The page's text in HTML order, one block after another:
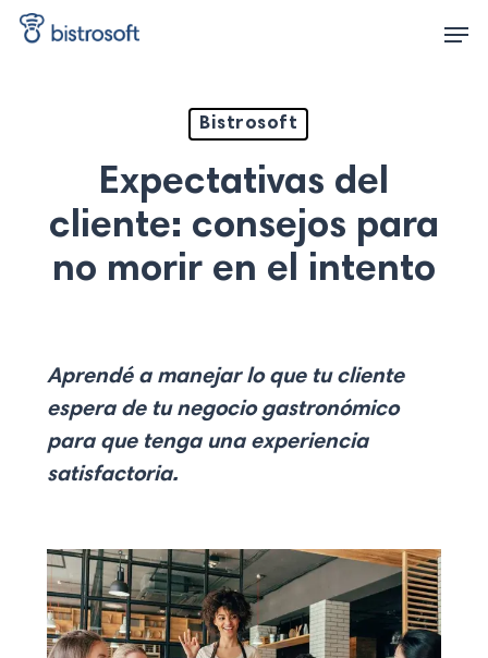
Skip
Bistrosoft
Expectativas del
cliente: consejos para
no morir en el intento
Aprendé a manejar lo que tu cliente
espera de tu negocio gastronómico
para que tenga una experiencia
satisfactoria.